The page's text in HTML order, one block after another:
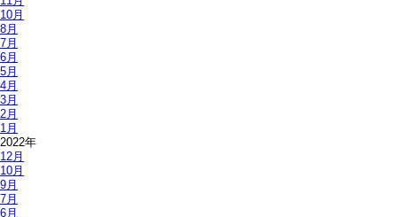
10月
8月
7月
6月
5月
4月
3月
2月
1月
2022年
12月
10月
9月
7月
6月